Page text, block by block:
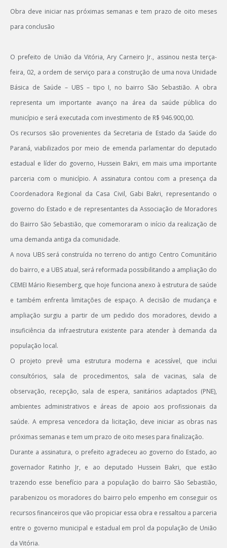
Obra deve iniciar nas próximas semanas e tem prazo de oito meses
para conclusão
O prefeito de União da Vitória, Ary Carneiro Jr., assinou nesta terça-
feira, 02, a ordem de serviço para a construção de uma nova Unidade
Básica de Saúde – UBS – tipo I, no bairro São Sebastião. A obra
representa um importante avanço na área da saúde pública do
município e será executada com investimento de R$ 946.900,00.
Os recursos são provenientes da Secretaria de Estado da Saúde do
Paraná, viabilizados por meio de emenda parlamentar do deputado
estadual e líder do governo, Hussein Bakri, em mais uma importante
parceria com o município. A assinatura contou com a presença da
Coordenadora Regional da Casa Civil, Gabi Bakri, representando o
governo do Estado e de representantes da Associação de Moradores
do Bairro São Sebastião, que comemoraram o início da realização de
uma demanda antiga da comunidade.
A nova UBS será construída no terreno do antigo Centro Comunitário
do bairro, e a UBS atual, será reformada possibilitando a ampliação do
CEMEI Mário Riesemberg, que hoje funciona anexo à estrutura de saúde
e também enfrenta limitações de espaço. A decisão de mudança e
ampliação surgiu a partir de um pedido dos moradores, devido a
insuficiência da infraestrutura existente para atender à demanda da
população local.
O projeto prevê uma estrutura moderna e acessível, que inclui
consultórios, sala de procedimentos, sala de vacinas, sala de
observação, recepção, sala de espera, sanitários adaptados (PNE),
ambientes administrativos e áreas de apoio aos profissionais da
saúde. A empresa vencedora da licitação, deve iniciar as obras nas
próximas semanas e tem um prazo de oito meses para finalização.
Durante a assinatura, o prefeito agradeceu ao governo do Estado, ao
governador Ratinho Jr, e ao deputado Hussein Bakri, que estão
trazendo esse benefício para a população do bairro São Sebastião,
parabenizou os moradores do bairro pelo empenho em conseguir os
recursos financeiros que vão propiciar essa obra e ressaltou a parceria
entre o governo municipal e estadual em prol da população de União
da Vitória.